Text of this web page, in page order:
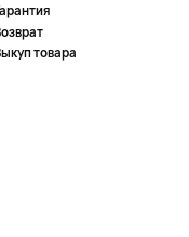
товара